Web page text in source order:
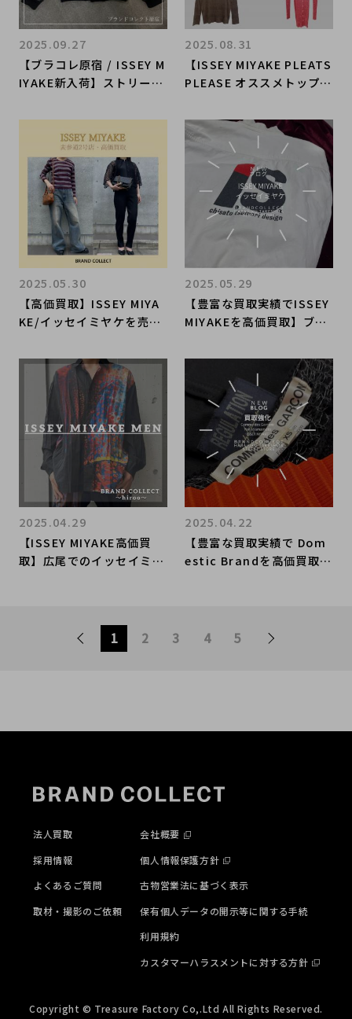
【ブラコレ原宿 / ISSEY M
IYAKE新入荷】ストリート
い！大変希少なアーカイブ
アイテムが入荷いたしまし
た！
2025.09.27
【ISSEY MIYAKE PLEATS
PLEASE オススメトップス
も最適！ブランドコレクト
原宿竹下通り店のオススメ
アイテム4選をご紹介！
2025.08.31
【高価買取】ISSEY MIYA
KE/イッセイミヤケを売る
道2号店へ！これからの季
節にぴったりのPLEATS P
LEASEは、今お売りいただ
くのがお得でございます！
2025.05.30
【豊富な買取実績でISSEY
MIYAKEを高価買取】ブラ
店ならではのイッセイミヤ
ケ強化買取アイテムをご紹
介！
2025.05.29
【ISSEY MIYAKE高価買
取】広尾でのイッセイミヤ
2025.04.29
【豊富な買取実績で Dom
estic Brandを高価買取】
をご紹介。
2025.04.22
1 2 3 4 5
法人買取
採用情報
よくあるご質問
取材・撮影のご依頼
会社概要
個人情報保護方針
古物営業法に基づく表示
保有個人データの開示等に関する手続
利用規約
カスタマーハラスメントに対する方針
Copyright © Treasure Factory Co,.Ltd All Rights Reserved.